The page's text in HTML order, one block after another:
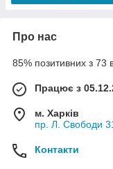
Про нас
85% позитивних з 73
Працює з
м. Харків
пр. Л. Свободи
Контакти